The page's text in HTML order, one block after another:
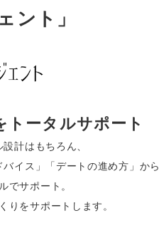
ント」
トータルサポート
計はもちろん、
イス」「デートの進め方」から
でサポート。
りをサポートします。